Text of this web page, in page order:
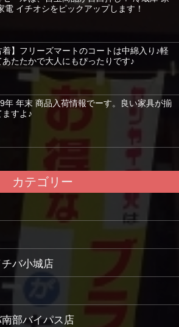
電 イチオシをピックアップします！
着】フリーズマートのコートは中綿入り♪軽
あたたかで大人にもぴったりです♪
年 年末 商品入荷情報でーす。良い家具が揃
ますよ♪
カテゴリー
バ小城店
部バイパス店